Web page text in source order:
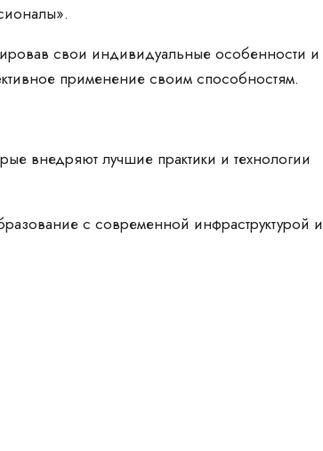
свои индивидуальные особенности и
применение своим способностям.
внедряют лучшие практики и технологии
с современной инфраструктурой и